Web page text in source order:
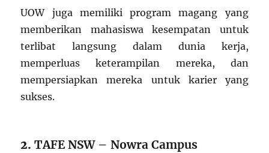
UOW juga memiliki program magang yang
memberikan mahasiswa kesempatan untuk
terlibat langsung dalam dunia kerja,
memperluas keterampilan mereka, dan
mempersiapkan mereka untuk karier yang
sukses.
2.TAFE NSW – Nowra Campus